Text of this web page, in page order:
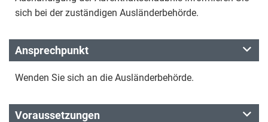
sich bei der zuständigen Ausländerbehörde.
Ansprechpunkt
Wenden Sie sich an die Ausländerbehörde.
Voraussetzungen